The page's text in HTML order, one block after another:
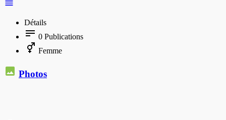
Détails
0 Publications
Femme
Photos